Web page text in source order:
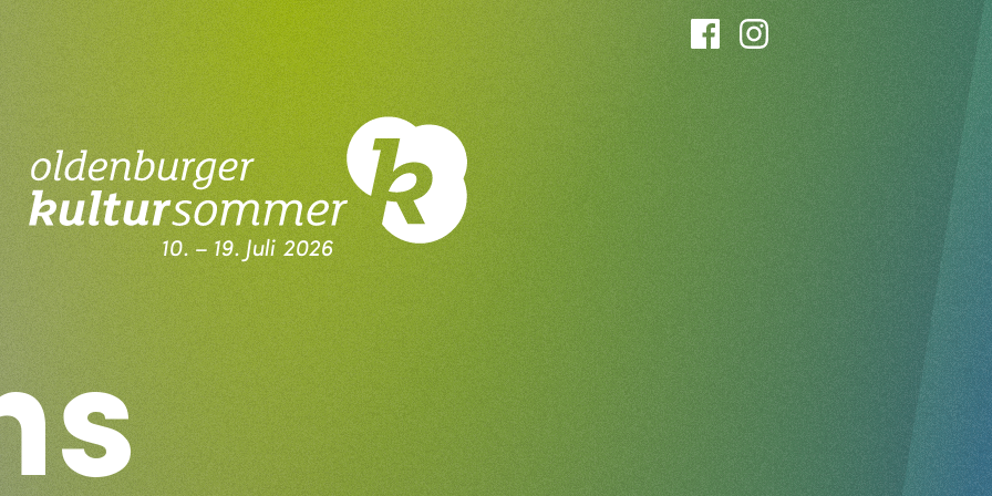
Kultursommer Oldenburg
10. – 19. Juli 2026